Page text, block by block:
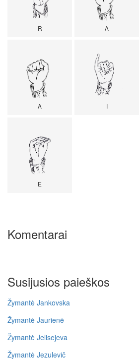
R A
A I
E
Komentarai
Susijusios paieškos
Žymantė Jankovska
Žymantė Jaurienė
Žymantė Jelisejeva
Žymantė Jezulevič